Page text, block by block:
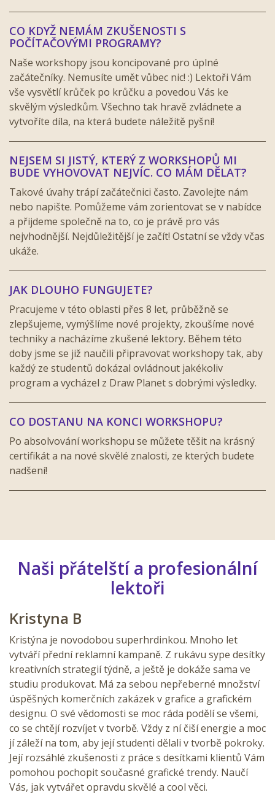
CO KDYŽ NEMÁM ZKUŠENOSTI S
POČÍTAČOVÝMI PROGRAMY?
Naše workshopy jsou koncipované pro úplné
začátečníky. Nemusíte umět vůbec nic! :) Lektoři Vám
vše vysvětlí krůček po krůčku a povedou Vás ke
skvělým výsledkům. Všechno tak hravě zvládnete a
vytvoříte díla, na která budete náležitě pyšní!
NEJSEM SI JISTÝ, KTERÝ Z WORKSHOPŮ MI
BUDE VYHOVOVAT NEJVÍC. CO MÁM DĚLAT?
Takové úvahy trápí začátečnici často. Zavolejte nám
nebo napište. Pomůžeme vám zorientovat se v nabídce
a přijdeme společně na to, co je právě pro vás
nejvhodnější. Nejdůležitější je začít! Ostatní se vždy včas
ukáže.
JAK DLOUHO FUNGUJETE?
Pracujeme v této oblasti přes 8 let, průběžně se
zlepšujeme, vymýšlíme nové projekty, zkoušíme nové
techniky a nacházíme zkušené lektory. Během této
doby jsme se již naučili připravovat workshopy tak, aby
každý ze studentů dokázal ovládnout jakékoliv
program a vycházel z Draw Planet s dobrými výsledky.
CO DOSTANU NA KONCI WORKSHOPU?
Po absolvování workshopu se můžete těšit na krásný
certifikát a na nové skvělé znalosti, ze kterých budete
nadšení!
Naši přátelští a profesionální
lektoři
Kristyna B
Kristýna je novodobou superhrdinkou. Mnoho let
vytváří přední reklamní kampaně. Z rukávu sype desítky
kreativních strategií týdně, a ještě je dokáže sama ve
studiu produkovat. Má za sebou nepřeberné množství
úspěšných komerčních zakázek v grafice a grafickém
designu. O své vědomosti se moc ráda podělí se všemi,
co se chtějí rozvíjet v tvorbě. Vždy z ní čiší energie a moc
jí záleží na tom, aby její studenti dělali v tvorbě pokroky.
Její rozsáhlé zkušenosti z práce s desítkami klientů Vám
pomohou pochopit současné grafické trendy. Naučí
Vás, jak vytvářet opravdu skvělé a cool věci.